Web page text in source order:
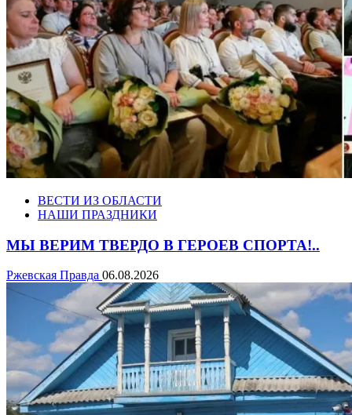
ВЕСТИ ИЗ ОБЛАСТИ
НАШИ ПРАЗДНИКИ
МЫ ВЕРИМ ТВЕРДО В ГЕРОЕВ СПОРТА!..
Ржевская Правда 06.08.2026